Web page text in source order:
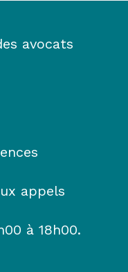
avocats
appels
à 18h00.